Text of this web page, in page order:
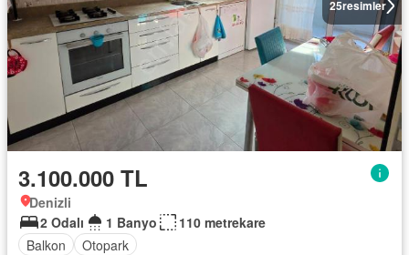
25resimler
3.100.000 TL
Denizli
2 Odalı
1 Banyo
110 metrekare
Balkon
Otopark